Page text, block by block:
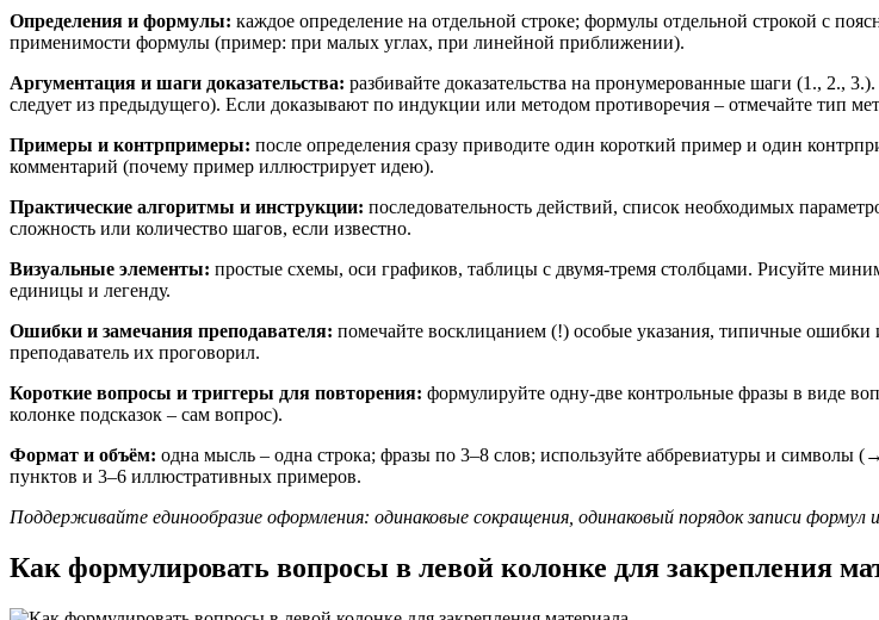
Определения и формулы: каждое определение на отдельной строке; формулы отдельной строкой с
применимости формулы (пример: при малых углах, при линейной приближении).
Аргументация и шаги доказательства: разбивайте доказательства на пронумерованные шаги (1.,
следует из предыдущего). Если доказывают по индукции или методом противоречия – отмечайте тип
Примеры и контрпримеры: после определения сразу приводите один короткий пример и один
комментарий (почему пример иллюстрирует идею).
Практические алгоритмы и инструкции: последовательность действий, список необходимых
сложность или количество шагов, если известно.
Визуальные элементы: простые схемы, оси графиков, таблицы с двумя-тремя столбцами. Рисуйте
единицы и легенду.
Ошибки и замечания преподавателя: помечайте восклицанием (!) особые указания, типичные
преподаватель их проговорил.
Короткие вопросы и триггеры для повторения: формулируйте одну-две контрольные фразы в виде
колонке подсказок – сам вопрос).
Формат и объём: одна мысль – одна строка; фразы по 3–8 слов; используйте аббревиатуры и
пунктов и 3–6 иллюстративных примеров.
Поддерживайте единообразие оформления: одинаковые сокращения, одинаковый порядок записи формул
Как формулировать вопросы в левой колонке для закрепления